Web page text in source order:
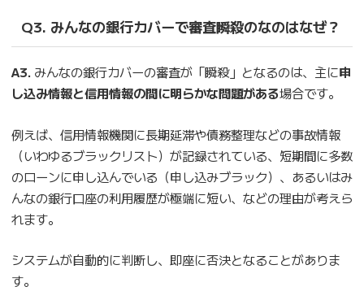
Q3. みんなの銀行カバーで審査瞬殺のなのはなぜ？
A3. みんなの銀行カバーの審査が「瞬殺」となるのは、主に申
し込み情報と信用情報の間に明らかな問題がある場合です。
例えば、信用情報機関に長期延滞や債務整理などの事故情報
（いわゆるブラックリスト）が記録されている、短期間に多数
のローンに申し込んでいる（申し込みブラック）、あるいはみ
んなの銀行口座の利用履歴が極端に短い、などの理由が考えら
れます。
システムが自動的に判断し、即座に否決となることがありま
す。